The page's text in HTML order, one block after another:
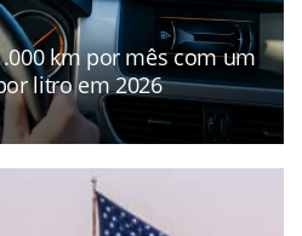
km por mês com um
litro em 2026